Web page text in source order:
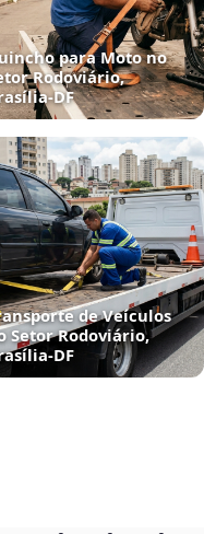
para Moto no
Rodoviário,
de Veículos
Setor Rodoviário,